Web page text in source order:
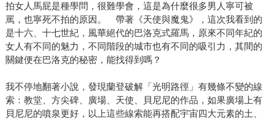
拍女人馬屁是種學問，很難學會，這是為什麼很多男人寧可被
罵，也寧死不拍的原因。 帶著《天使與魔鬼》，這次我看到的
是十六、十七世紀，風華絕代的巴洛克式羅馬，原來不同年紀的
女人有不同的魅力，不同階段的城市也有不同的吸引力，其間的
關鍵便在巴洛克的秘密，能找得到嗎？
我不停地翻著小說，發現蘭登破解「光明路徑」有幾條不變的線
索：教堂、方尖碑、廣場、天使、貝尼尼的作品，如果廣場上有
貝尼尼的噴泉更好，以上這些線索能再搭配宇宙四大元素的土、